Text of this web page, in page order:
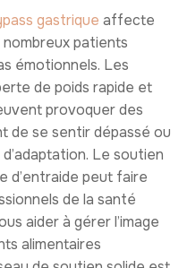
gastrique affecte
nombreux patients
émotionnels. Les
de poids rapide et
provoquer des
de se sentir dépassé ou
Le soutien
d’entraide peut faire
de la santé
aider à gérer l’image
alimentaires